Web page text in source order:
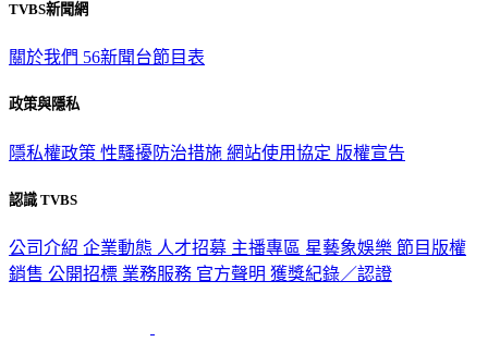
TVBS新聞網
關於我們 56新聞台節目表
政策與隱私
隱私權政策 性騷擾防治措施 網站使用協定 版權宣告
認識 TVBS
公司介紹 企業動態 人才招募 主播專區 星藝象娛樂 節目版權
銷售 公開招標 業務服務 官方聲明 獲獎紀錄／認證